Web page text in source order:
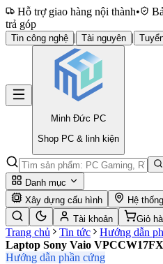
Hỗ trợ giao hàng nội thành•
trả góp
Tin công nghệ | Tài nguyên |
Minh Đức PC
Shop PC & linh kiện
Danh mục
Xây dựng cấu hình
Hệ
Tài khoản
Giỏ
Trang chủ Tin tức Hướng dẫn
Laptop Sony Vaio
Hướng dẫn phần cứng